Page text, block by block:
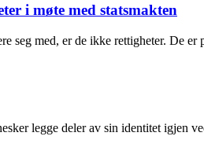
i møte med statsmakten
seg med, er de ikke rettigheter. De er
legge deler av sin identitet igjen